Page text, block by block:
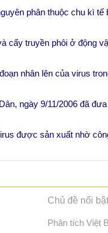
phân thuộc chu kì tế
cấy truyền phôi ở động
nhân lên của virus
ngày 9/11/2006 đã
được sản xuất nhờ
Chủ đề nổi bật
Phân tích Việt